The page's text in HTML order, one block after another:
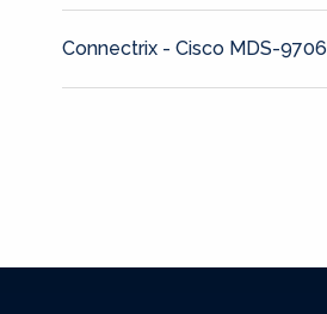
Connectrix - Cisco MDS-9706